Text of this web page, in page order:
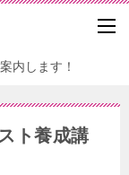
内します！
ト養成講